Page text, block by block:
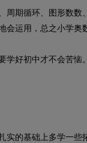
期循环、图形数数
会运用，总之小学奥
好初中才不会苦恼
的基础上多学一些